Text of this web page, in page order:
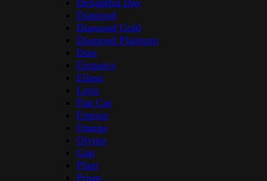
Delightful Day
Diamond
Diamond Gold
Diamond Platinum
Dots
Elegance
Elipse
Loris
Flat Cut
Finesse
Omega
Olymp
Gap
Plant
Prism